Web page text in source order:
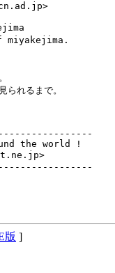
miyakejima.
られるまで。
the world !
版 ]